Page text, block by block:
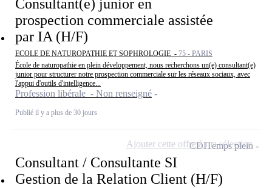
Consultant(e) junior en
prospection commerciale assistée
par IA (H/F)
ECOLE DE NATUROPATHIE ET SOPHROLOGIE - 75 - PARIS
École de naturopathie en plein développement, nous recherchons un(e) consultant(e)
junior pour structurer notre prospection commerciale sur les réseaux sociaux, avec
l'appui d'outils d'intelligence...
Profession libérale - Non renseigné
Publié il y a plus de 30 jours
Consultant / Consultante SI
Gestion de la Relation Client (H/F)
CDITemps plein
Ajouter cette offre à ma sélection